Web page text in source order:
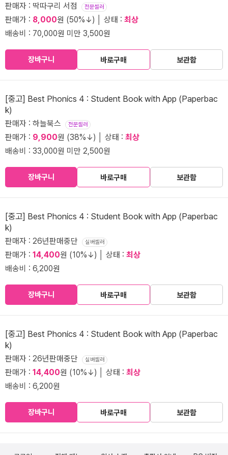
판매자 : 딱따구리 서점 전문셀러
판매가 : 8,000원 (50%↓) │ 상태 : 최상
배송비 : 70,000원 미만 3,500원
장바구니 바로구매 보관함
[중고] Best Phonics 4 : Student Book with App (Paperbac
k)
판매자 : 하늘북스 전문셀러
판매가 : 9,900원 (38%↓) │ 상태 : 최상
배송비 : 33,000원 미만 2,500원
장바구니 바로구매 보관함
[중고] Best Phonics 4 : Student Book with App (Paperbac
k)
판매자 : 26년판매중단 실버셀러
판매가 : 14,400원 (10%↓) │ 상태 : 최상
배송비 : 6,200원
장바구니 바로구매 보관함
[중고] Best Phonics 4 : Student Book with App (Paperbac
k)
판매자 : 26년판매중단 실버셀러
판매가 : 14,400원 (10%↓) │ 상태 : 최상
배송비 : 6,200원
장바구니 바로구매 보관함